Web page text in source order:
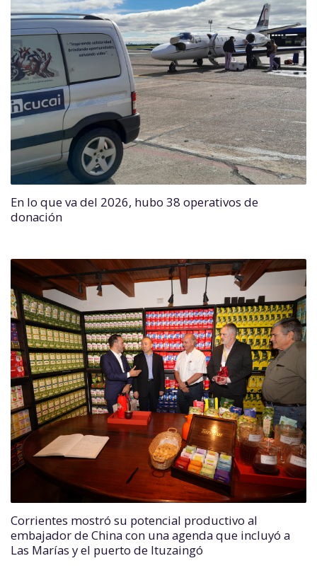
En lo que va del 2026, hubo 38 operativos de
donación
Corrientes mostró su potencial productivo al
embajador de China con una agenda que incluyó a
Las Marías y el puerto de Ituzaingó